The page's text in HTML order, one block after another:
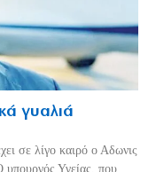
γυαλιά
σε λίγο καιρό ο Αδωνις
υπουργός Υγείας, που